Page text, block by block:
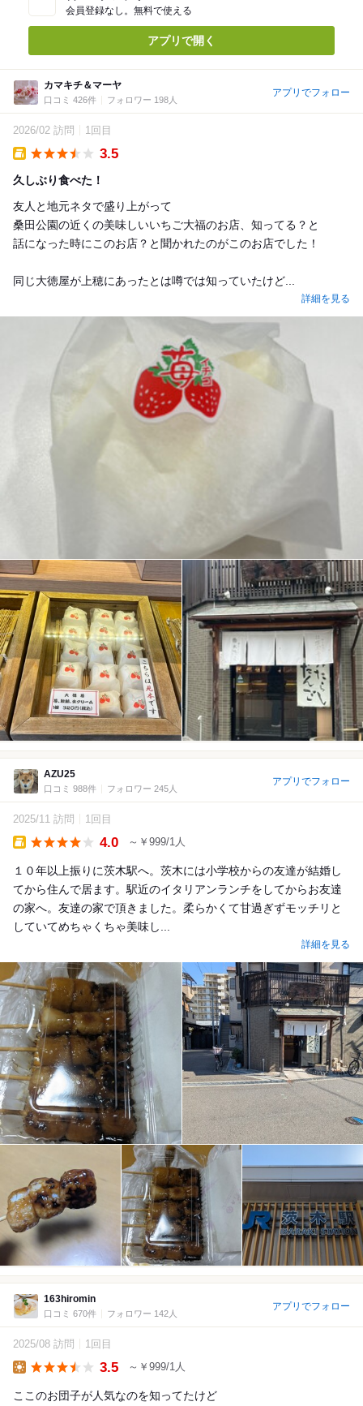
会員登録なし。無料で使える
アプリで開く
カマキチ＆マーヤ
口コミ 426件 フォロワー 198人
アプリでフォロー
2026/02 訪問 1回目
3.5
久しぶり食べた！
友人と地元ネタで盛り上がって
桑田公園の近くの美味しいいちご大福のお店、知ってる？と
話になった時にこのお店？と聞かれたのがこのお店でした！
同じ大徳屋が上穂にあったとは噂では知っていたけど...
詳細を見る
AZU25
口コミ 988件 フォロワー 245人
アプリでフォロー
2025/11 訪問 1回目
4.0 ～￥999/1人
１０年以上振りに茨木駅へ。茨木には小学校からの友達が結婚し
てから住んで居ます。駅近のイタリアンランチをしてからお友達
の家へ。友達の家で頂きました。柔らかくて甘過ぎずモッチリと
していてめちゃくちゃ美味し...
詳細を見る
163hiromin
口コミ 670件 フォロワー 142人
アプリでフォロー
2025/08 訪問 1回目
3.5 ～￥999/1人
ここのお団子が人気なのを知ってたけど